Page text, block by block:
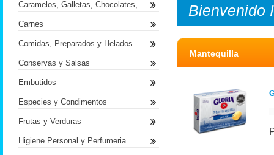
Bienvenido
Mantequilla
Caramelos, Galletas, Chocolates,
Carnes
Comidas, Preparados y Helados
Conservas y Salsas
Embutidos
Especies y Condimentos
Frutas y Verduras
Higiene Personal y Perfumeria